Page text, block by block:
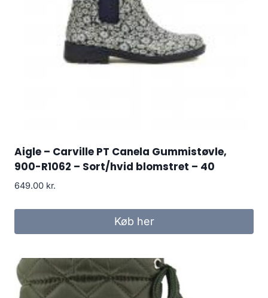
Aigle – Carville PT Canela Gummistøvle,
900-R1062 – Sort/hvid blomstret – 40
649.00 kr.
Køb her